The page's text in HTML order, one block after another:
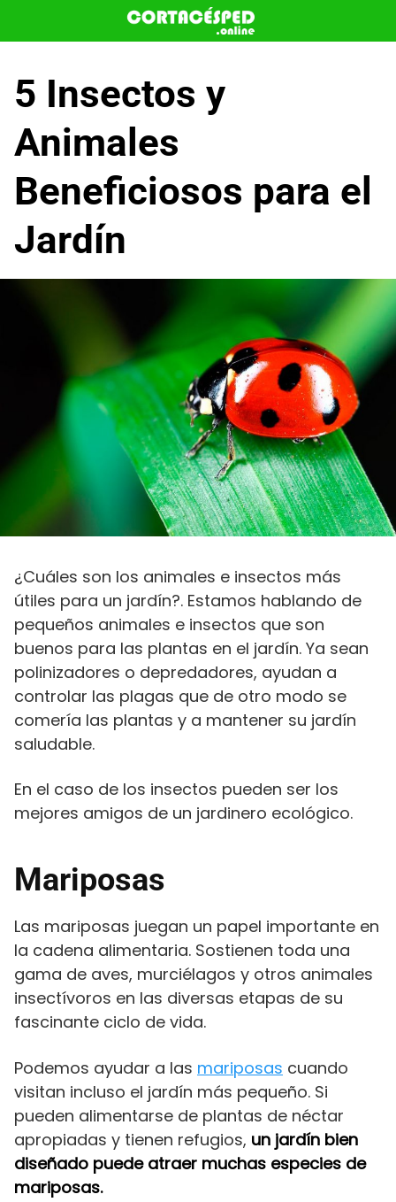
5 Insectos y
Animales
Beneficiosos para el
Jardín
¿Cuáles son los animales e insectos más
útiles para un jardín?. Estamos hablando de
pequeños animales e insectos que son
buenos para las plantas en el jardín. Ya sean
polinizadores o depredadores, ayudan a
controlar las plagas que de otro modo se
comería las plantas y a mantener su jardín
saludable.
En el caso de los insectos pueden ser los
mejores amigos de un jardinero ecológico.
Mariposas
Las mariposas juegan un papel importante en
la cadena alimentaria. Sostienen toda una
gama de aves, murciélagos y otros animales
insectívoros en las diversas etapas de su
fascinante ciclo de vida.
Podemos ayudar a las mariposas cuando
visitan incluso el jardín más pequeño. Si
pueden alimentarse de plantas de néctar
apropiadas y tienen refugios, un jardín bien
diseñado puede atraer muchas especies de
mariposas.